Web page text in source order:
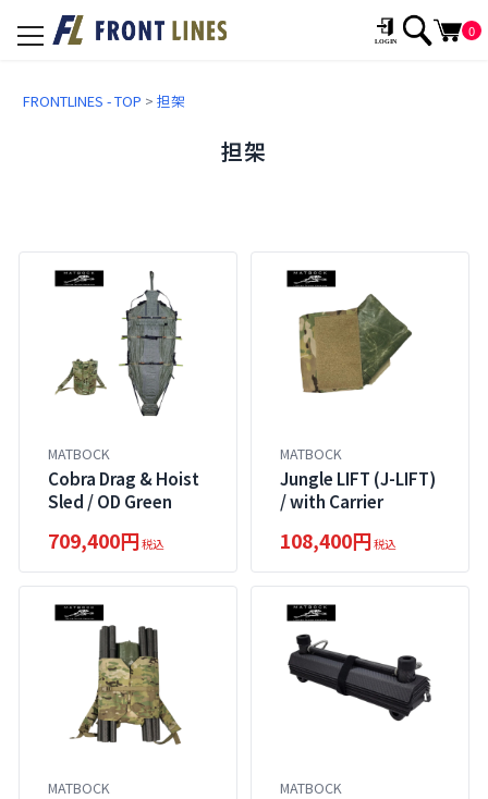
toggle
0
FRONTLINES - TOP > 担架
担架
MATBOCK
Cobra Drag & Hoist
Sled / OD Green
709,400円税込
MATBOCK
Jungle LIFT (J-LIFT)
/ with Carrier
108,400円税込
MATBOCK MATBOCK